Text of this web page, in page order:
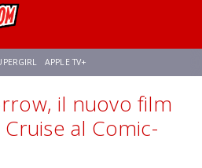
APPLE TV+
STAR TREK AVENGERS: DOOMSDAY
il nuovo film
al Comic-